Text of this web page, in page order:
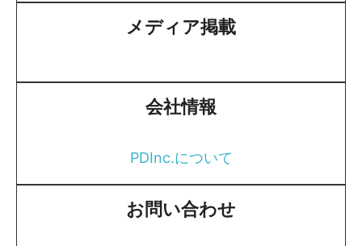
メディア掲載
会社情報
PDInc.について
お問い合わせ